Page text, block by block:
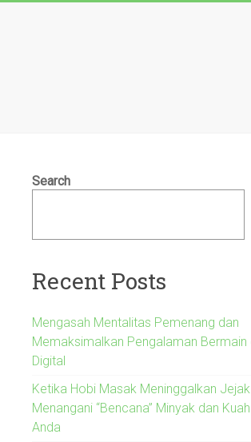
Search
Recent Posts
Mengasah Mentalitas Pemenang dan
Memaksimalkan Pengalaman Bermain
Digital
Ketika Hobi Masak Meninggalkan Jejak:
Menangani “Bencana” Minyak dan
Anda